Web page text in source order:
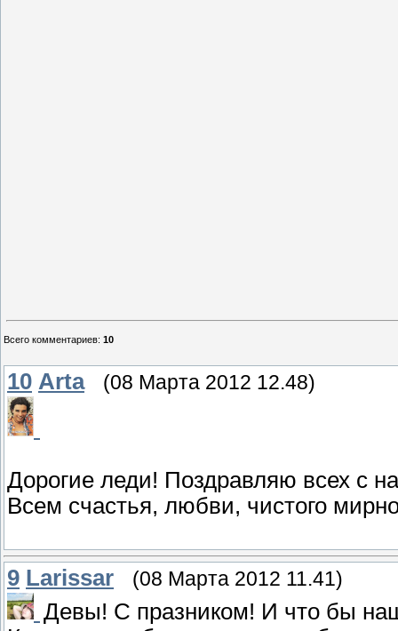
Всего комментариев: 10
10 Arta (08 Марта 2012 12.48)
Дорогие леди! Поздравляю всех с
Всем счастья, любви, чистого
9 Larissar (08 Марта 2012 11.41)
Девы! С празником! И что бы